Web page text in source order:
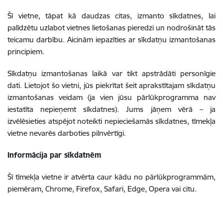
Šī vietne, tāpat kā daudzas citas, izmanto sīkdatnes, lai
palīdzētu uzlabot vietnes lietošanas pieredzi un nodrošināt tās
teicamu darbību. Aicinām iepazīties ar sīkdatņu izmantošanas
principiem.
Sīkdatņu izmantošanas laikā var tikt apstrādāti personīgie
dati. Lietojot šo vietni, jūs piekrītat šeit aprakstītajam sīkdatņu
izmantošanas veidam (ja vien jūsu pārlūkprogramma nav
iestatīta nepieņemt sīkdatnes). Jums jāņem vērā – ja
izvēlēsieties atspējot noteikti nepieciešamās sīkdatnes, tīmekļa
vietne nevarēs darboties pilnvērtīgi.
Informācija par sīkdatnēm
Šī tīmekļa vietne ir atvērta caur kādu no pārlūkprogrammām,
piemēram, Chrome, Firefox, Safari, Edge, Opera vai citu.